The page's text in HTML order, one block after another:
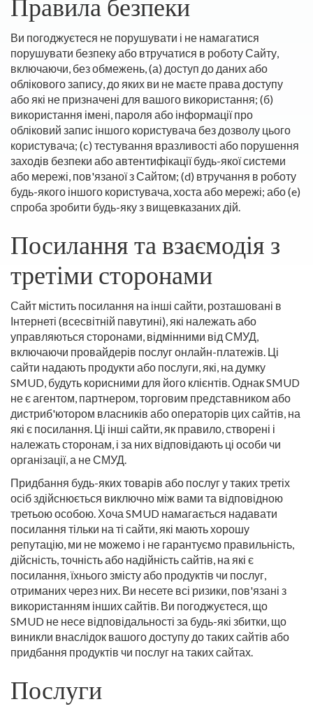
Правила безпеки
Ви погоджуєтеся не порушувати і не намагатися
порушувати безпеку або втручатися в роботу Сайту,
включаючи, без обмежень, (а) доступ до даних або
облікового запису, до яких ви не маєте права доступу
або які не призначені для вашого використання; (б)
використання імені, пароля або інформації про
обліковий запис іншого користувача без дозволу цього
користувача; (c) тестування вразливості або порушення
заходів безпеки або автентифікації будь-якої системи
або мережі, пов'язаної з Сайтом; (d) втручання в роботу
будь-якого іншого користувача, хоста або мережі; або (e)
спроба зробити будь-яку з вищевказаних дій.
Посилання та взаємодія з
третіми сторонами
Сайт містить посилання на інші сайти, розташовані в
Інтернеті (всесвітній павутині), які належать або
управляються сторонами, відмінними від СМУД,
включаючи провайдерів послуг онлайн-платежів. Ці
сайти надають продукти або послуги, які, на думку
SMUD, будуть корисними для його клієнтів. Однак SMUD
не є агентом, партнером, торговим представником або
дистриб'ютором власників або операторів цих сайтів, на
які є посилання. Ці інші сайти, як правило, створені і
належать сторонам, і за них відповідають ці особи чи
організації, а не СМУД.
Придбання будь-яких товарів або послуг у таких третіх
осіб здійснюється виключно між вами та відповідною
третьою особою. Хоча SMUD намагається надавати
посилання тільки на ті сайти, які мають хорошу
репутацію, ми не можемо і не гарантуємо правильність,
дійсність, точність або надійність сайтів, на які є
посилання, їхнього змісту або продуктів чи послуг,
отриманих через них. Ви несете всі ризики, пов'язані з
використанням інших сайтів. Ви погоджуєтеся, що
SMUD не несе відповідальності за будь-які збитки, що
виникли внаслідок вашого доступу до таких сайтів або
придбання продуктів чи послуг на таких сайтах.
Послуги